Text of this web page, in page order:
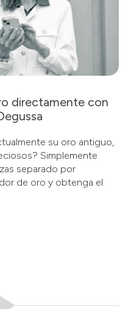
directamente con
su oro antiguo,
Simplemente
separado por
de oro y obtenga el